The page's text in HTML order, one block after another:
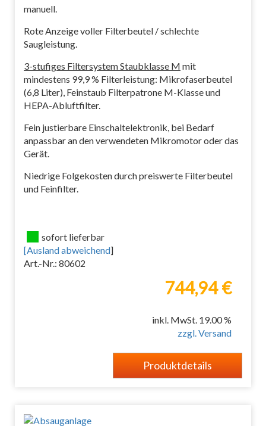
manuell.
Rote Anzeige voller Filterbeutel / schlechte
Saugleistung.
3-stufiges Filtersystem Staubklasse M mit
mindestens 99,9 % Filterleistung: Mikrofaserbeutel
(6,8 Liter), Feinstaub Filterpatrone M-Klasse und
HEPA-Abluftfilter.
Fein justierbare Einschaltelektronik, bei Bedarf
anpassbar an den verwendeten Mikromotor oder das
Gerät.
Niedrige Folgekosten durch preiswerte Filterbeutel
und Feinfilter.
sofort lieferbar
[Ausland abweichend]
Art.-Nr.: 80602
744,94 €
inkl. MwSt. 19.00 %
zzgl. Versand
Produktdetails